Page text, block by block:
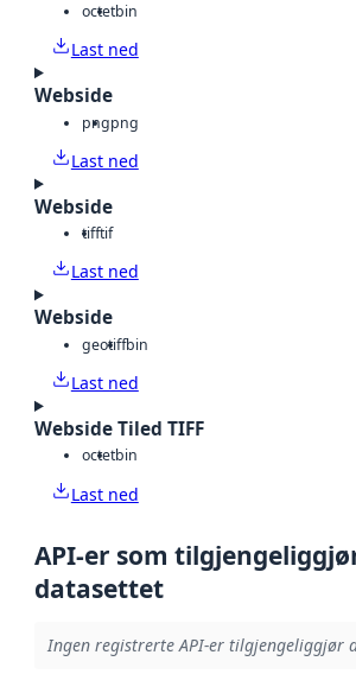
octetbin
Last ned
Webside
pngpng
Last ned
Webside
tifftif
Last ned
Webside
geotiffbin
Last ned
Webside Tiled TIFF
octetbin
Last ned
API-er som
datasettet
Ingen registrerte API-er tilgjengeliggjør